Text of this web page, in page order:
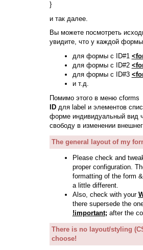
}
и так далее.
Вы можете посмотреть
увидите, что у каждой
для формы с ID#1
для формы с ID#2
для формы с ID#3
и т.д.
Помимо этого в меню cforms
IDдля label и элементов
форме индивидуальный
свободу в изменении
The general layout of my
Please check and
proper configuration.
formatting of the form
a little different.
Also, check with your
there supersede the
!important;after the
There is no layout/styling
choose!